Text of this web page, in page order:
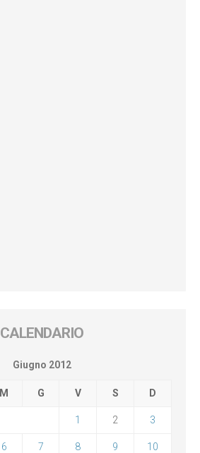
CALENDARIO
Giugno 2012
M G V S D
1 2 3
6 7 8 9 10